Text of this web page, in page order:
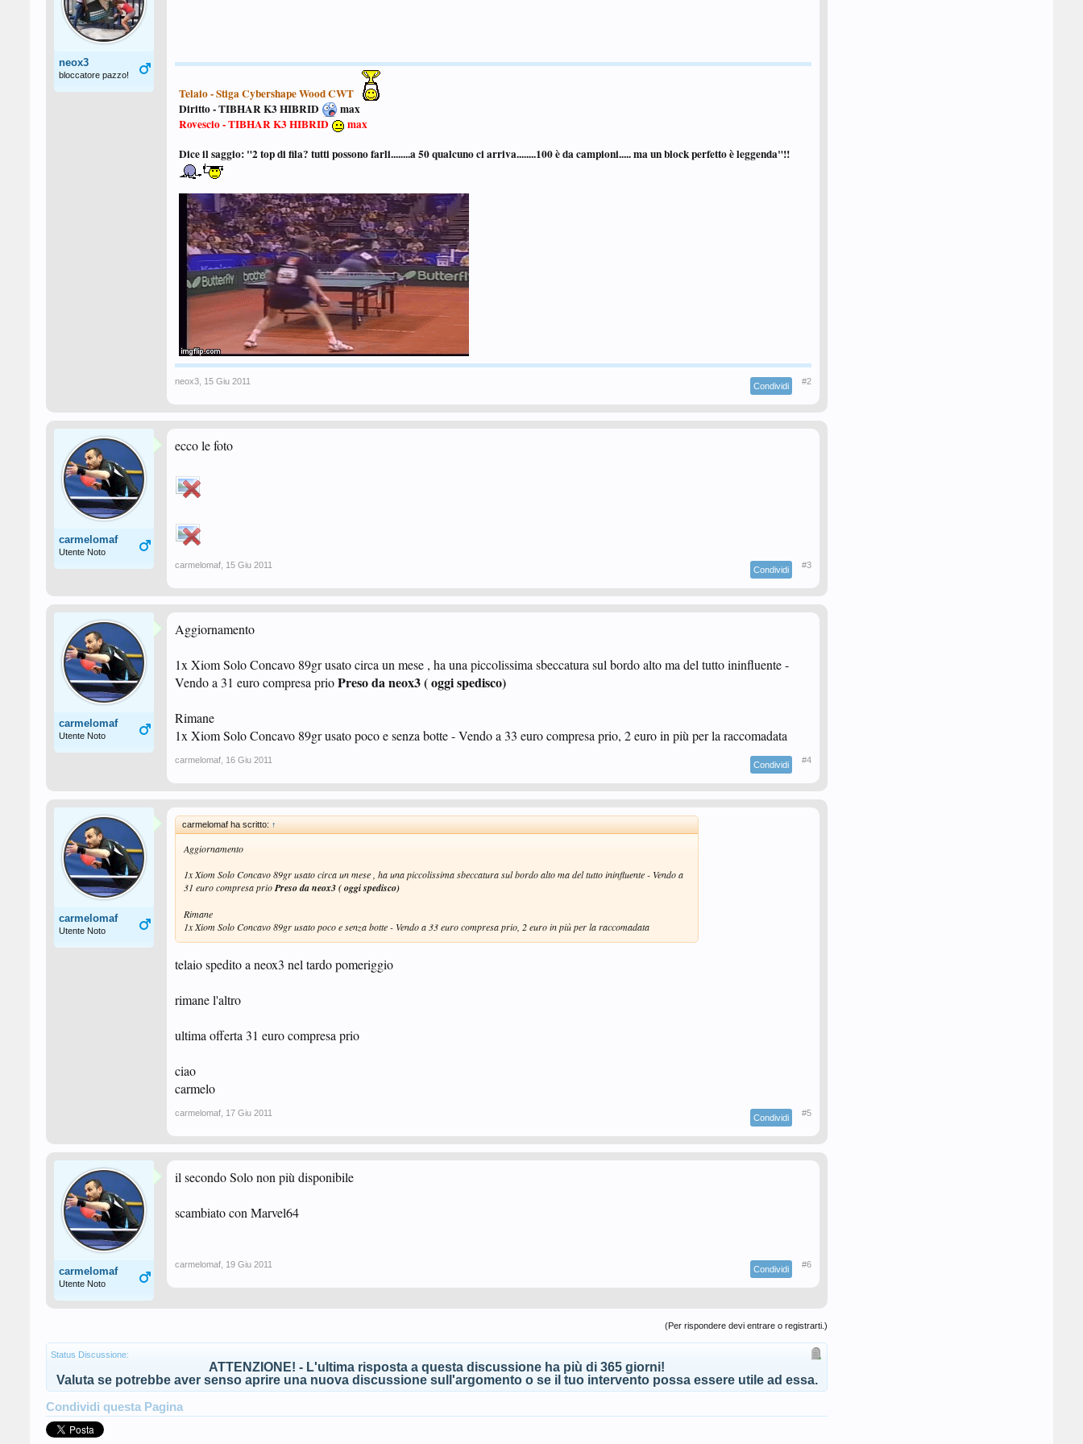
neox3
bloccatore pazzo!
Telaio - StigaCybershape Wood CWT
Diritto - TIBHAR K3 HIBRID
max
Rovescio - TIBHAR K3 HIBRID
max
Dice il saggio: "2 top di fila? tutti possono farli........a 50 qualcuno ci arriva........100 è da campioni..... ma un block perfetto è leggenda"!!
neox3 15 Giu 2011 Condividi #2
carmelomaf
Utente Noto
ecco le foto
carmelomaf 15 Giu 2011 Condividi #3
carmelomaf
Utente Noto
Aggiornamento
1x Xiom Solo Concavo 89gr usato circa un mese , ha una piccolissima sbeccatura sul bordo alto ma del tutto ininfluente -
Vendo a 31 euro compresa prioPreso da neox3 ( oggi spedisco)
Rimane
1x Xiom Solo Concavo 89gr usato poco e senza botte - Vendo a 33 euro compresa prio, 2 euro in più per la raccomadata
carmelomaf 16 Giu 2011 Condividi #4
carmelomaf
Utente Noto
carmelomaf ha scritto: ↑
Aggiornamento
1x Xiom Solo Concavo 89gr usato circa un mese , ha una piccolissima sbeccatura sul bordo alto ma del tutto ininfluente - Vendo a
31 euro compresa prioPreso da neox3 ( oggi spedisco)
Rimane
1x Xiom Solo Concavo 89gr usato poco e senza botte - Vendo a 33 euro compresa prio, 2 euro in più per la raccomadata
telaio spedito a neox3 nel tardo pomeriggio
rimane l'altro
ultima offerta 31 euro compresa prio
ciao
carmelo
carmelomaf 17 Giu 2011 Condividi #5
carmelomaf
Utente Noto
il secondo Solo non più disponibile
scambiato con Marvel64
carmelomaf 19 Giu 2011 Condividi #6
(Per rispondere devi entrare o registrarti.)
Status Discussione:
ATTENZIONE! - L'ultima risposta a questa discussione ha più di 365 giorni!
Valuta se potrebbe aver senso aprire una nuova discussione sull'argomento o se il tuo intervento possa essere utile ad essa.
Condividi questa Pagina